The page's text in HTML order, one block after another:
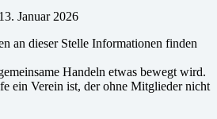
Januar 2026
an dieser Stelle Informationen finden
Handeln etwas bewegt wird.
ein Verein ist, der ohne Mitglieder nicht